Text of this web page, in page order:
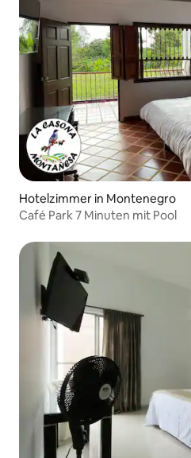
Hotelzimmer in Montenegro
Café Park 7 Minuten mit Pool